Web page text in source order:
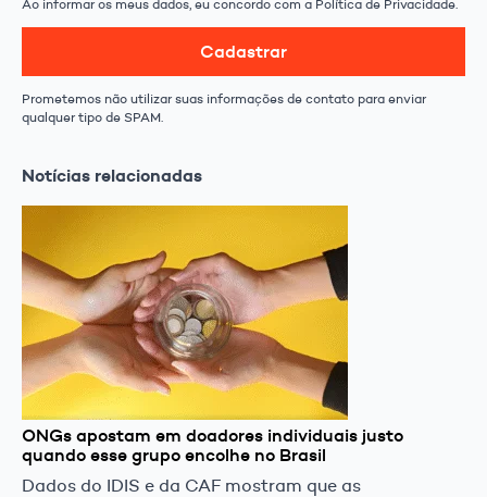
Ao informar os meus dados, eu concordo com a Política de Privacidade.
Cadastrar
Prometemos não utilizar suas informações de contato para enviar
qualquer tipo de SPAM.
Notícias relacionadas
ONGs apostam em doadores individuais justo
quando esse grupo encolhe no Brasil
Dados do IDIS e da CAF mostram que as